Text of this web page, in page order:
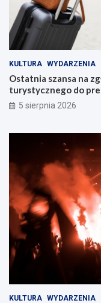
KULTURA WYDARZENIA
Ostatnia szansa na
turystycznego do
5 sierpnia 2026
KULTURA WYDARZENIA